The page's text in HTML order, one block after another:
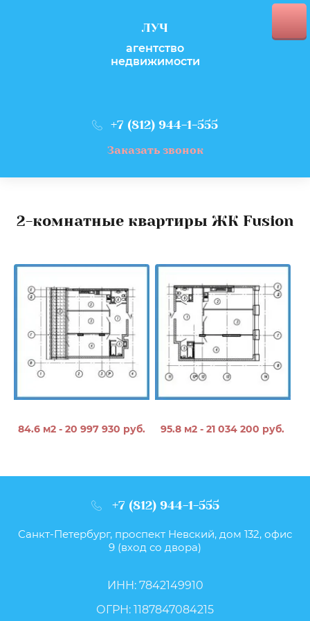
ЛУЧ
агентство
недвижимости
+7 (812) 944-1-555
Заказать звонок
2-комнатные квартиры ЖК Fusion
84.6 м2 - 20 997 930 руб. 95.8 м2 - 21 034 200 руб.
+7 (812) 944-1-555
Санкт-Петербург, проспект Невский, дом 132, офис
9 (вход со двора)
ИНН: 7842149910
ОГРН: 1187847084215